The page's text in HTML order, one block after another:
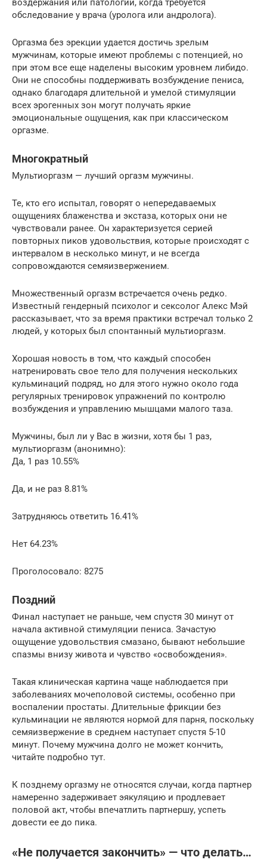
обследование у врача (уролога или андролога).
Оргазма без эрекции удается достичь зрелым
мужчинам, которые имеют проблемы с потенцией, но
при этом все еще наделены высоким уровнем либидо.
Они не способны поддерживать возбуждение пениса,
однако благодаря длительной и умелой стимуляции
всех эрогенных зон могут получать яркие
эмоциональные ощущения, как при классическом
оргазме.
Многократный
Мультиоргазм — лучший оргазм мужчины.
Те, кто его испытал, говорят о непередаваемых
ощущениях блаженства и экстаза, которых они не
чувствовали ранее. Он характеризуется серией
повторных пиков удовольствия, которые происходят с
интервалом в несколько минут, и не всегда
сопровождаются семяизвержением.
Множественный оргазм встречается очень редко.
Известный гендерный психолог и сексолог Алекс Мэй
рассказывает, что за время практики встречал только 2
людей, у которых был спонтанный мультиоргазм.
Хорошая новость в том, что каждый способен
натренировать свое тело для получения нескольких
кульминаций подряд, но для этого нужно около года
регулярных тренировок упражнений по контролю
возбуждения и управлению мышцами малого таза.
Мужчины, был ли у Вас в жизни, хотя бы 1 раз,
мультиоргазм (анонимно):
Да, 1 раз 10.55%
Да, и не раз 8.81%
Затрудняюсь ответить 16.41%
Нет 64.23%
Проголосовало: 8275
Поздний
Финал наступает не раньше, чем спустя 30 минут от
начала активной стимуляции пениса. Зачастую
ощущение удовольствия смазано, бывают небольшие
спазмы внизу живота и чувство «освобождения».
Такая клиническая картина чаще наблюдается при
заболеваниях мочеполовой системы, особенно при
воспалении простаты. Длительные фрикции без
кульминации не являются нормой для парня, поскольку
семяизвержение в среднем наступает спустя 5-10
минут. Почему мужчина долго не может кончить,
читайте подробно тут.
К позднему оргазму не относятся случаи, когда партнер
намеренно задерживает эякуляцию и продлевает
половой акт, чтобы впечатлить партнершу, успеть
довести ее до пика.
«Не получается закончить» — что делать…